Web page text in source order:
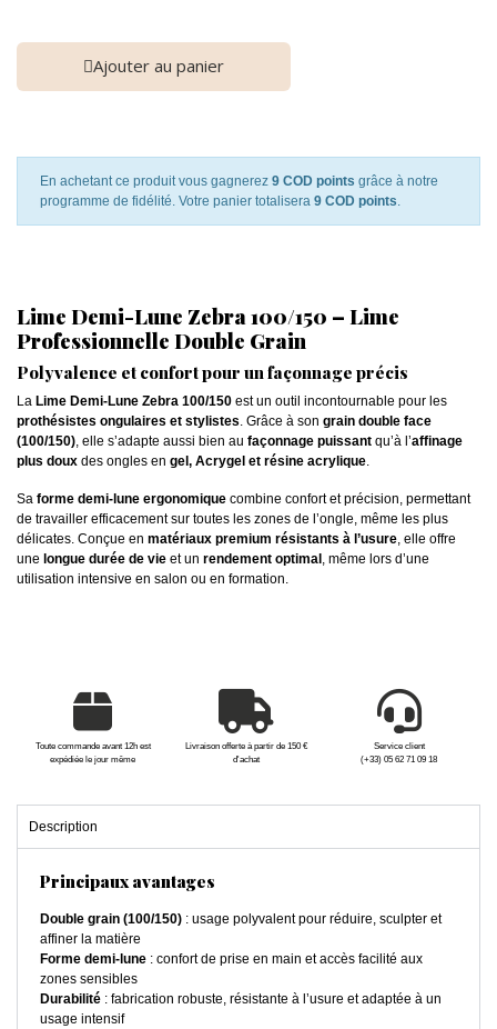
Ajouter au panier
En achetant ce produit vous gagnerez 9 COD points grâce à notre
programme de fidélité. Votre panier totalisera 9 COD points.
Lime Demi-Lune Zebra 100/150 – Lime
Professionnelle Double Grain
Polyvalence et confort pour un façonnage précis
La Lime Demi-Lune Zebra 100/150 est un outil incontournable pour les
prothésistes ongulaires et stylistes. Grâce à son grain double face
(100/150), elle s’adapte aussi bien au façonnage puissant qu’à l’affinage
plus doux des ongles en gel, Acrygel et résine acrylique.
Sa forme demi-lune ergonomique combine confort et précision, permettant
de travailler efficacement sur toutes les zones de l’ongle, même les plus
délicates. Conçue en matériaux premium résistants à l’usure, elle offre
une longue durée de vie et un rendement optimal, même lors d’une
utilisation intensive en salon ou en formation.
Toute commande avant 12h est
expédiée le jour même
Livraison offerte à partir de 150 €
d'achat
Service client
(+33) 05 62 71 09 18
Description
Principaux avantages
Double grain (100/150) : usage polyvalent pour réduire, sculpter et
affiner la matière
Forme demi-lune : confort de prise en main et accès facilité aux
zones sensibles
Durabilité : fabrication robuste, résistante à l’usure et adaptée à un
usage intensif